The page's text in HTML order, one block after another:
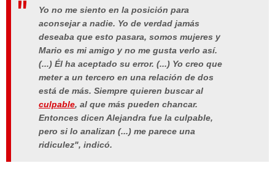
Yo no me siento en la posición para
aconsejar a nadie. Yo de verdad jamás
deseaba que esto pasara, somos mujeres y
Mario es mi amigo y no me gusta verlo así.
(...) Él ha aceptado su error. (...) Yo creo que
meter a un tercero en una relación de dos
está de más. Siempre quieren buscar al
culpable, al que más pueden chancar.
Entonces dicen Alejandra fue la culpable,
pero si lo analizan (...) me parece una
ridiculez", indicó.